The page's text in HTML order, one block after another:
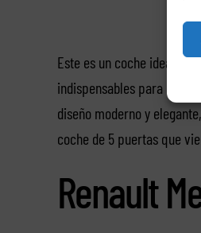
Este es un coche ideal
indispensables para que
diseño moderno y
coche de 5 puertas que
Renault